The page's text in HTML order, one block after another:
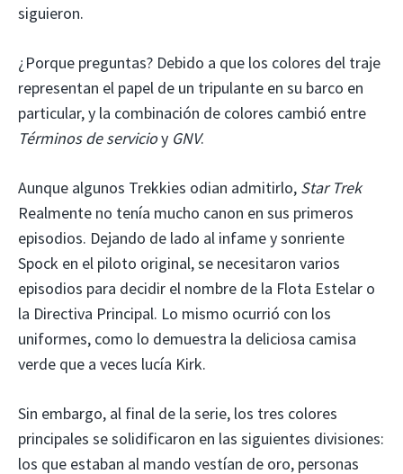
siguieron.
¿Porque preguntas? Debido a que los colores del traje
representan el papel de un tripulante en su barco en
particular, y la combinación de colores cambió entre
Términos de servicioy GNV.
Aunque algunos Trekkies odian admitirlo, Star Trek
Realmente no tenía mucho canon en sus primeros
episodios. Dejando de lado al infame y sonriente
Spock en el piloto original, se necesitaron varios
episodios para decidir el nombre de la Flota Estelar o
la Directiva Principal. Lo mismo ocurrió con los
uniformes, como lo demuestra la deliciosa camisa
verde que a veces lucía Kirk.
Sin embargo, al final de la serie, los tres colores
principales se solidificaron en las siguientes divisiones:
los que estaban al mando vestían de oro, personas